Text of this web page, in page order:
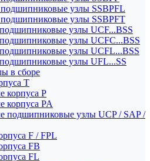
узлы SSBPFL
узлы SSBPFT
узлы UCF...BSS
узлы UCFC...BSS
узлы UCFL...BSS
узлы UFL...SS
в сборе
T
корпуса P
корпуса PA
подшипниковые узлы UCP / SAP /
F / FPL
FB
FL